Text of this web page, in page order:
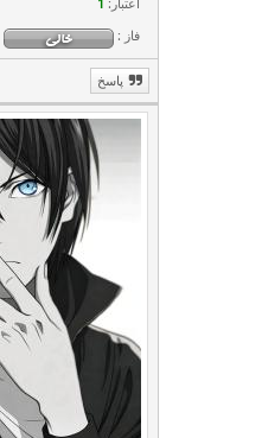
اعتبار: 1
فاز :
پاسخ